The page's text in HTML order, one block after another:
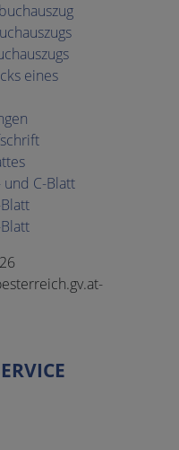
eines
und C-Blatt